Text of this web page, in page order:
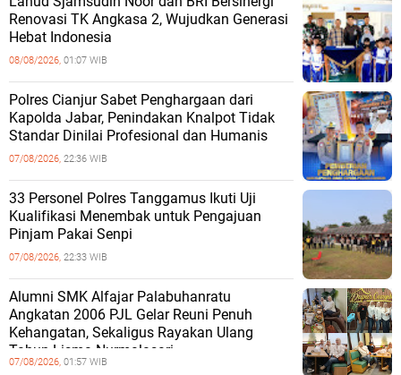
Renovasi TK Angkasa 2, Wujudkan Generasi
Hebat Indonesia
08/08/2026, 01:07 WIB
Polres Cianjur Sabet Penghargaan dari
Kapolda Jabar, Penindakan Knalpot Tidak
Standar Dinilai Profesional dan Humanis
07/08/2026, 22:36 WIB
33 Personel Polres Tanggamus Ikuti Uji
Kualifikasi Menembak untuk Pengajuan
Pinjam Pakai Senpi
07/08/2026, 22:33 WIB
Alumni SMK Alfajar Palabuhanratu
Angkatan 2006 PJL Gelar Reuni Penuh
Kehangatan, Sekaligus Rayakan Ulang
Tahun Lisma Nurmalasari
07/08/2026, 01:57 WIB